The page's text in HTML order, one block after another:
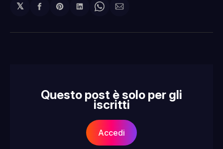
𝕏
Condividi
Facebook
Share
Pinterest
Condividi
LinkedIn
Share
WhatsApp
Condividi
email
Questo post è solo per gli
iscritti
Accedi